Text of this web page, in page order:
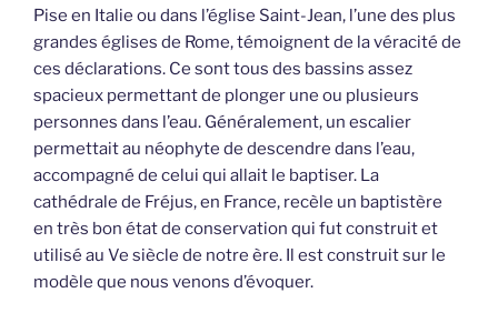
Pise en Italie ou dans l’église Saint-Jean, l’une des plus
grandes églises de Rome, témoignent de la véracité de
ces déclarations. Ce sont tous des bassins assez
spacieux permettant de plonger une ou plusieurs
personnes dans l’eau. Généralement, un escalier
permettait au néophyte de descendre dans l’eau,
accompagné de celui qui allait le baptiser. La
cathédrale de Fréjus, en France, recèle un baptistère
en très bon état de conservation qui fut construit et
utilisé au Ve siècle de notre ère. Il est construit sur le
modèle que nous venons d’évoquer.